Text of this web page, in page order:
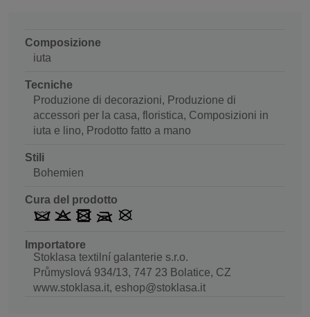
Composizione
iuta
Tecniche
Produzione di decorazioni, Produzione di
accessori per la casa, floristica, Composizioni in
iuta e lino, Prodotto fatto a mano
Stili
Bohemien
Cura del prodotto
Importatore
Stoklasa textilní galanterie s.r.o.
Průmyslová 934/13, 747 23 Bolatice, CZ
www.stoklasa.it, eshop@stoklasa.it